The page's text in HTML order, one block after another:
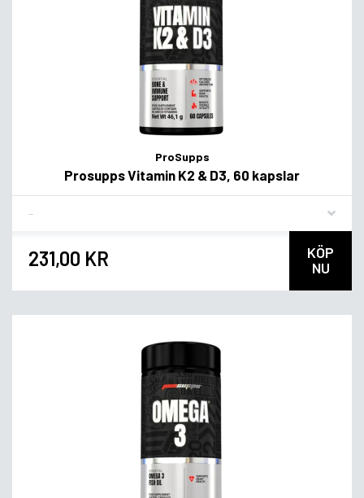
ProSupps
Prosupps Vitamin K2 & D3, 60 kapslar
231,00 KR
KÖP
NU